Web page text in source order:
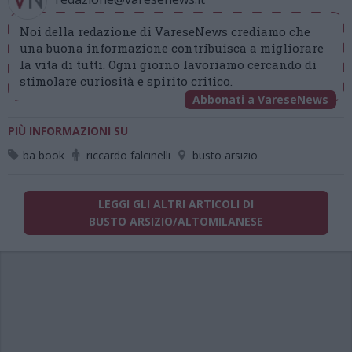
Noi della redazione di VareseNews crediamo che
una buona informazione contribuisca a migliorare
la vita di tutti. Ogni giorno lavoriamo cercando di
stimolare curiosità e spirito critico.
Abbonati a VareseNews
PIÙ INFORMAZIONI SU
ba book
riccardo falcinelli busto arsizio
LEGGI GLI ALTRI ARTICOLI DI
BUSTO ARSIZIO/ALTOMILANESE